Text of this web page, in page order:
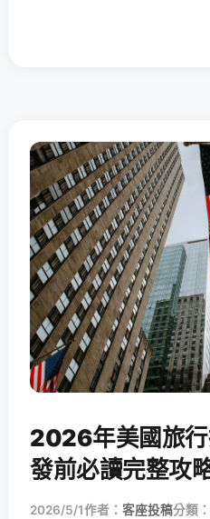
2026年美國旅
發前必讀完整攻
2026/5/1作者： 客座投稿分類：